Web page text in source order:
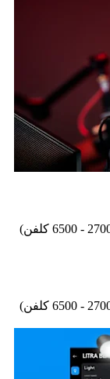
تتيح لك إعدادات السطوع ودرجة حرارة اللون (2700 - 6500 كلفن)
تتيح لك إعدادات السطوع ودرجة حرارة اللون (2700 - 6500 كلفن)